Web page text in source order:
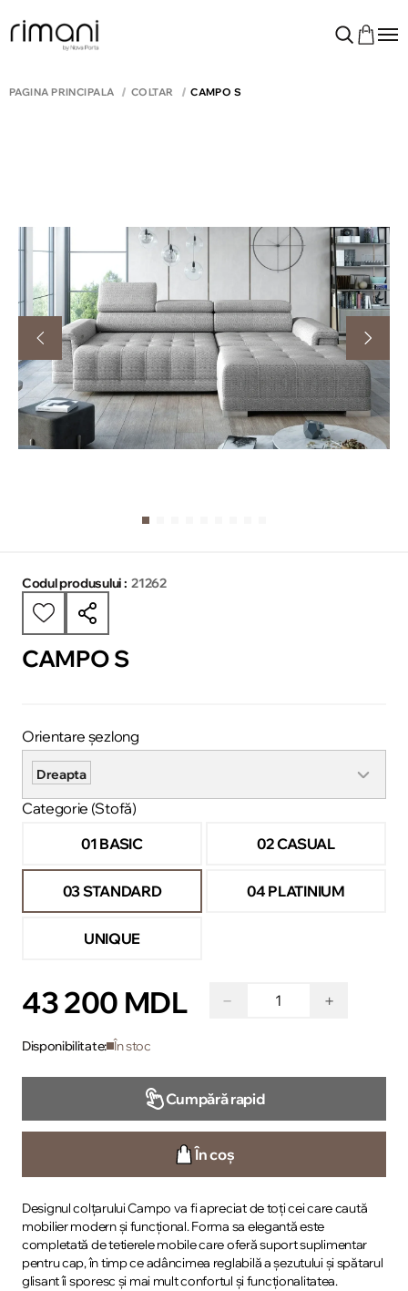
PAGINA PRINCIPALĂ COLTAR CAMPO S
Codul produsului : 21262
CAMPO S
Orientare șezlong
Dreapta
Categorie (Stofă)
01 BASIC
02 CASUAL
03 STANDARD 04 PLATINIUM
UNIQUE
43 200 MDL − +
Disponibilitate: În stoc
Cumpără rapid
În coș
Designul colțarului Campo va fi apreciat de toți cei care caută
mobilier modern și funcțional. Forma sa elegantă este
completată de tetierele mobile care oferă suport suplimentar
pentru cap, în timp ce adâncimea reglabilă a șezutului și spătarul
glisant îi sporesc și mai mult confortul și funcționalitatea.